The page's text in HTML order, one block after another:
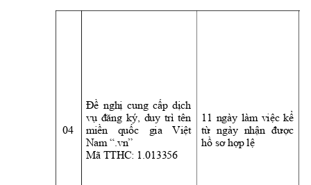
04
Đề nghị cung cấp dịch
vụ đăng ký, duy trì tên
miền
quốc gia
Việt
Nam “.vn”
Mã TTHC: 1.013356
11 ngày làm việc kể
từ ngày nhận
được
hồ sơ hợp lệ